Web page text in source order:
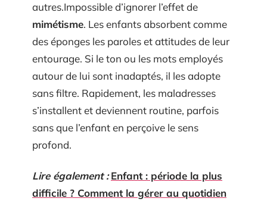
autres.Impossible d’ignorer l’effet de
mimétisme. Les enfants absorbent comme
des éponges les paroles et attitudes de leur
entourage. Si le ton ou les mots employés
autour de lui sont inadaptés, il les adopte
sans filtre. Rapidement, les maladresses
s’installent et deviennent routine, parfois
sans que l’enfant en perçoive le sens
profond.
Lire également : Enfant : période la plus
difficile ? Comment la gérer au quotidien